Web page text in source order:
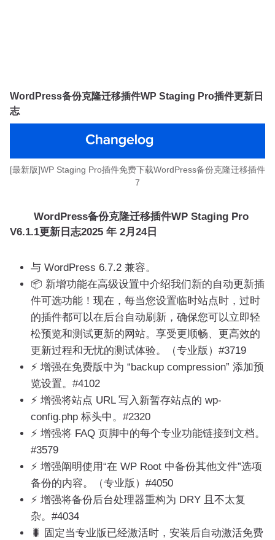
WordPress备份克隆迁移插件WP Staging Pro插件更新日
志
[最新版]WP Staging Pro插件免费下载WordPress备份克隆迁移插件
7
WordPress备份克隆迁移插件WP Staging Pro
V6.1.1更新日志2025 年 2月24日
与 WordPress 6.7.2 兼容。
📦 新增功能在高级设置中介绍我们新的自动更新插
件可选功能！现在，每当您设置临时站点时，过时
的插件都可以在后台自动刷新，确保您可以立即轻
松预览和测试更新的网站。享受更顺畅、更高效的
更新过程和无忧的测试体验。（专业版）#3719
⚡️ 增强在免费版中为 “backup compression” 添加预
览设置。#4102
⚡️ 增强将站点 URL 写入新暂存站点的 wp-
config.php 标头中。#2320
⚡️ 增强将 FAQ 页脚中的每个专业功能链接到文档。
#3579
⚡️ 增强阐明使用“在 WP Root 中备份其他文件”选项
备份的内容。（专业版）#4050
⚡️ 增强将备份后台处理器重构为 DRY 且不太复
杂。#4034
🐛 固定当专业版已经激活时，安装后自动激活免费